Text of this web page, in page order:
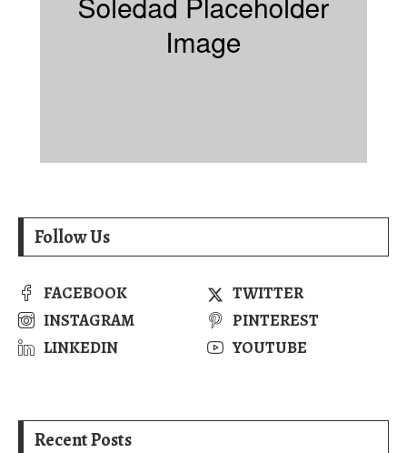
Follow Us
FACEBOOK
TWITTER
INSTAGRAM
PINTEREST
LINKEDIN
YOUTUBE
Recent Posts